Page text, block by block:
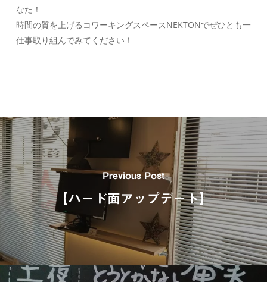
なた！
時間の質を上げるコワーキングスペースNEKTONでぜひとも一
仕事取り組んでみてください！
Previous Post
【ハード面アップデート】